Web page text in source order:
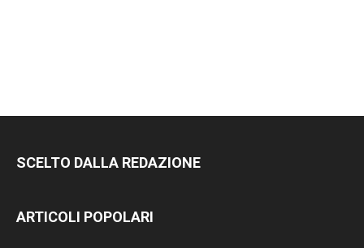
SCELTO DALLA REDAZIONE
ARTICOLI POPOLARI